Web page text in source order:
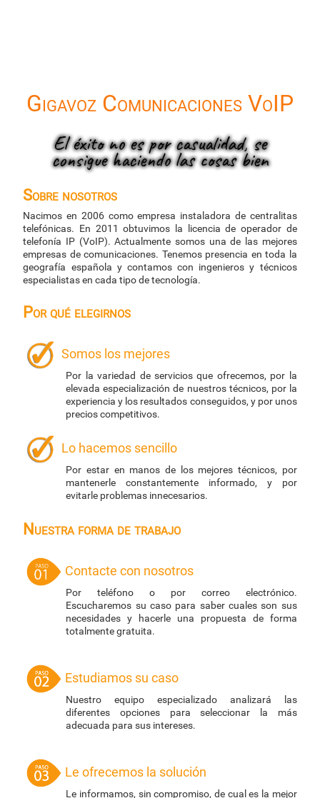
Gigavoz Comunicaciones VoIP
El éxito no es por casualidad, se
consigue haciendo las cosas bien
Sobre nosotros
Nacimos en 2006 como empresa instaladora de centralitas
telefónicas. En 2011 obtuvimos la licencia de operador de
telefonía IP (VoIP). Actualmente somos una de las mejores
empresas de comunicaciones. Tenemos presencia en toda la
geografía española y contamos con ingenieros y técnicos
especialistas en cada tipo de tecnología.
Por qué elegirnos
Somos los mejores
Por la variedad de servicios que ofrecemos, por la
elevada especialización de nuestros técnicos, por la
experiencia y los resultados conseguidos, y por unos
precios competitivos.
Lo hacemos sencillo
Por estar en manos de los mejores técnicos, por
mantenerle constantemente informado, y por
evitarle problemas innecesarios.
Nuestra forma de trabajo
Contacte con nosotros
Por teléfono o por correo electrónico.
Escucharemos su caso para saber cuales son sus
necesidades y hacerle una propuesta de forma
totalmente gratuita.
Estudiamos su caso
Nuestro equipo especializado analizará las
diferentes opciones para seleccionar la más
adecuada para sus intereses.
Le ofrecemos la solución
Le informamos, sin compromiso, de cual es la mejor